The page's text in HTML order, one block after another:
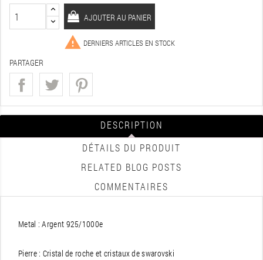
AJOUTER AU PANIER
 DERNIERS ARTICLES EN STOCK
PARTAGER
DESCRIPTION
DÉTAILS DU PRODUIT
RELATED BLOG POSTS
COMMENTAIRES
Metal : Argent 925/1000e
Pierre : Cristal de roche et cristaux de swarovski